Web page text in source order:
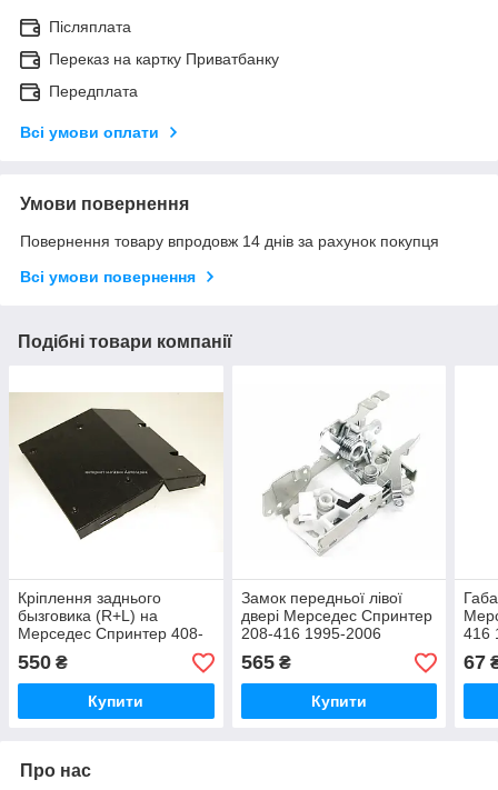
Післяплата
Переказ на картку Приватбанку
Передплата
Всі умови оплати
Умови повернення
Повернення товару впродовж 14 днів за рахунок покупця
Всі умови повернення
Подібні товари компанії
Кріплення заднього
бызговика (R+L) на
Мерседес Спринтер 408-
416 1995-2006 ROTWEISS
(Туреччина) RW88012
550 ₴
Купити
Замок передньої лівої
двері Мерседес Спринтер
208-416 1995-2006
ROTWEISS(Туреччина)RW72002
565₴
Купити
416
67
Про нас